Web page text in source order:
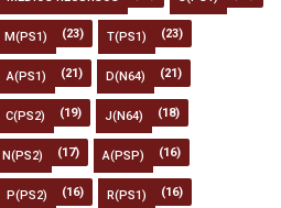
M(PS1) (23) T(PS1) (23)
A(PS1) (21) D(N64) (21)
C(PS2) (19) J(N64) (18)
N(PS2) (17) A(PSP) (16)
P(PS2) (16) R(PS1) (16)